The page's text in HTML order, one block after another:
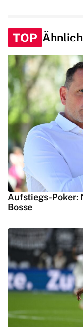
TOP
Aufstiegs-Poker:
Bosse